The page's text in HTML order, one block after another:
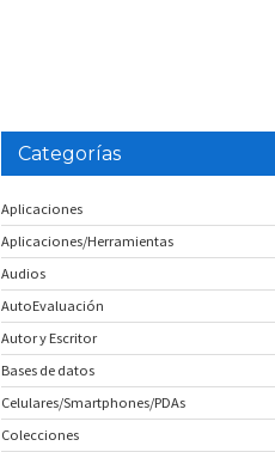
Categorías
Aplicaciones
Aplicaciones/Herramientas
Audios
AutoEvaluación
Autor y Escritor
Bases de datos
Celulares/Smartphones/PDAs
Colecciones